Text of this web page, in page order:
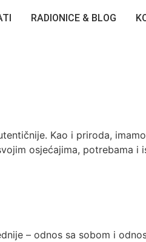
RADIONICE & BLOG
Kao i priroda,
osjećajima, potrebama i
– odnos sa sobom i